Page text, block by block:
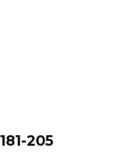
205